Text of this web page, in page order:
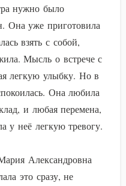
нужно было
Она уже приготовила
взять с собой,
Мысль о встрече с
легкую улыбку. Но в
Она любила
и любая перемена,
у неё легкую тревогу.
Александровна
это сразу, не